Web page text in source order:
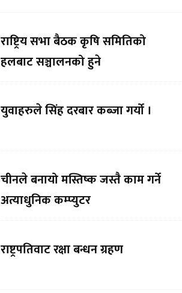
राष्ट्रिय सभा बैठक कृषि समितिको
हलबाट सञ्चालनको हुने
युवाहरुले सिंह दरबार कब्जा गर्याे ।
चीनले बनायो मस्तिष्क जस्तै काम गर्ने
अत्याधुनिक कम्प्युटर
राष्ट्रपतिवाट रक्षा बन्धन ग्रहण